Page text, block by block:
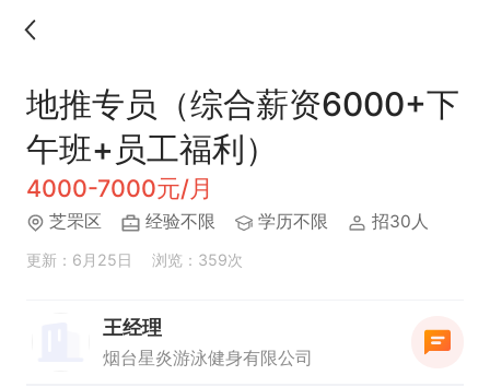
地推专员（综合薪资6000+下
午班+员工福利）
4000-7000元/月
芝罘区 经验不限 学历不限 招30人
更新：6月25日 浏览：359次
王经理
烟台星炎游泳健身有限公司